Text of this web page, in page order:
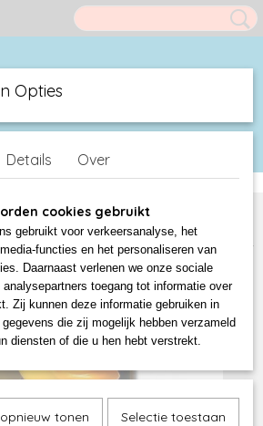
(USA)>CelebriDucks Breaking
Opties
Details Over
cookies gebruikt
gebruikt voor verkeersanalyse, het
functies en het personaliseren van
Daarnaast verlenen we onze sociale
toegang tot informatie over
Zij kunnen deze informatie gebruiken in
die zij mogelijk hebben verzameld
diensten of die u hen hebt verstrekt.
tonen Selectie toestaan